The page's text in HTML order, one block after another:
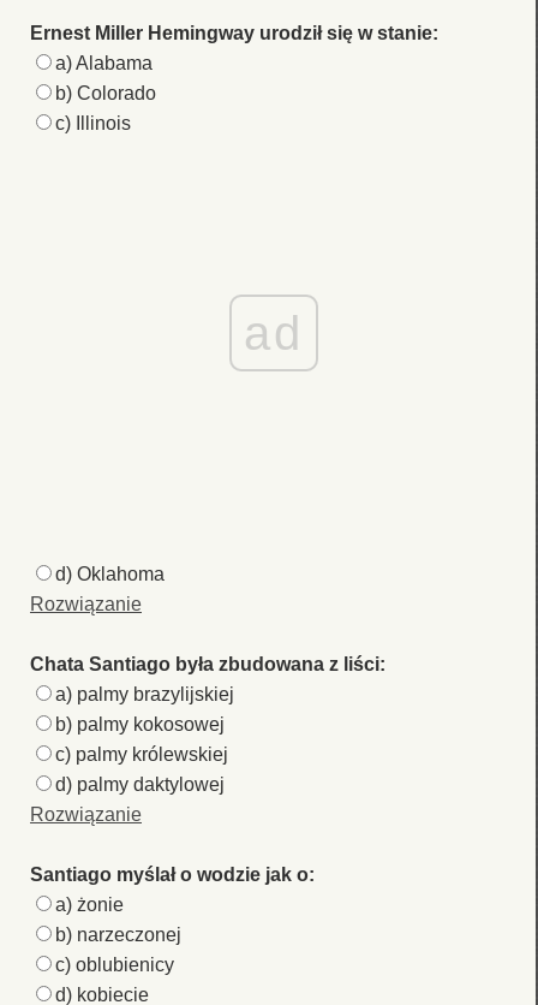
Ernest Miller Hemingway urodził się w stanie:
a) Alabama
b) Colorado
c) Illinois
ad
d) Oklahoma
Rozwiązanie
Chata Santiago była zbudowana z liści:
a) palmy brazylijskiej
b) palmy kokosowej
c) palmy królewskiej
d) palmy daktylowej
Rozwiązanie
Santiago myślał o wodzie jak o:
a) żonie
b) narzeczonej
c) oblubienicy
d) kobiecie